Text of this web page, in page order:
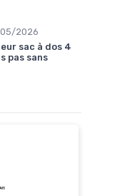
2026
sac à dos 4
pas sans